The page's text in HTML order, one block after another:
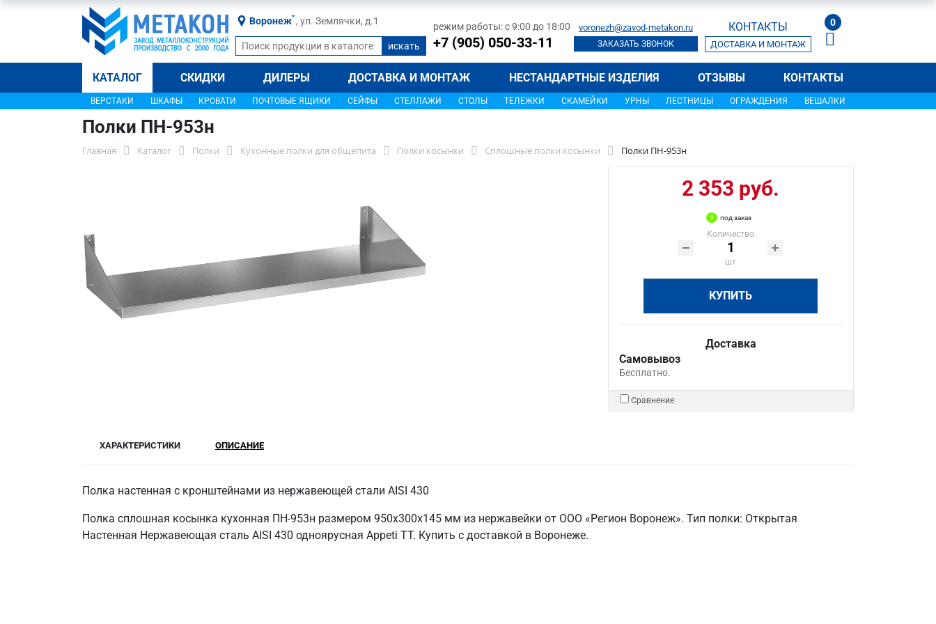
Воронеж , ул. Землячки, д.1 режим работы: с 9:00 до 18:00
+7 (905) 050-33-11
voronezh@zavod-metakon.ru
ЗАКАЗАТЬ ЗВОНОК
КОНТАКТЫ
ДОСТАВКА И МОНТАЖ
0
КАТАЛОГ СКИДКИ ДИЛЕРЫ ДОСТАВКА И МОНТАЖ НЕСТАНДАРТНЫЕ ИЗДЕЛИЯ ОТЗЫВЫ КОНТАКТЫ
ВЕРСТАКИ ШКАФЫ КРОВАТИ ПОЧТОВЫЕ ЯЩИКИ СЕЙФЫ СТЕЛЛАЖИ СТОЛЫ ТЕЛЕЖКИ СКАМЕЙКИ УРНЫ ЛЕСТНИЦЫ ОГРАЖДЕНИЯ ВЕШАЛКИ
Полки ПН-953н
Главная Каталог Полки Кухонные полки для общепита Полки косынки Сплошные полки косынки Полки ПН-953н
2 353 руб.
под заказ
Количество
шт
КУПИТЬ
Доставка
Самовывоз
Бесплатно.
Сравнение
ХАРАКТЕРИСТИКИ ОПИСАНИЕ
Полка настенная с кронштейнами из нержавеющей стали AISI 430
Полка сплошная косынка кухонная ПН-953н размером 950х300х145 мм из нержавейки от ООО «Регион Воронеж». Тип полки: Открытая
Настенная Нержавеющая сталь AISI 430 одноярусная Appeti ТТ. Купить с доставкой в Воронеже.